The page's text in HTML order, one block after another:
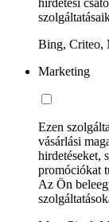
hirdetési
Bing, Criteo,
Marketing
Ezen
vásárlási
hirdetéseket,
promóciókat
Az Ön